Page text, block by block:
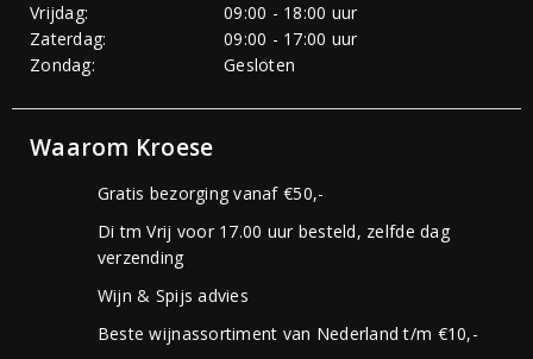
Vrijdag:
09:00 - 18:00 uur
Zaterdag:
09:00 - 17:00 uur
Zondag:
Gesloten
Waarom Kroese
Gratis bezorging vanaf €50,-
Di tm Vrij voor 17.00 uur besteld, zelfde dag
verzending
Wijn & Spijs advies
Beste wijnassortiment van Nederland t/m €10,-